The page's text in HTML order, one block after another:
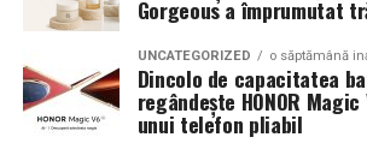
optimizarea și promovarea eficientă
dintre cele mai profitabile direcții de
orice afacere care dorește să își
clienți și să își consolideze prezența
Scents
, prima colecție Oriflame
de nișă.
Gorgeous a împrumutat
UNCATEGORIZED o săptămână
Dincolo de capacitatea
regândește HONOR
unui telefon pliabil